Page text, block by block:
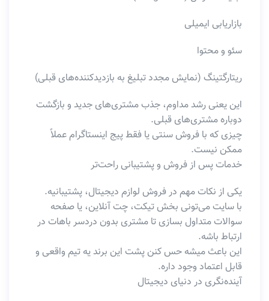
بازاریابی ایمیلی
سئو و محتوا
ریتارگتینگ (نمایش مجدد تبلیغ به بازدیدکننده‌های قبلی)
این یعنی رشد مداوم، جذب مشتری‌های جدید و بازگشت
دوباره مشتری‌های قبلی.
چیزی که با فروش سنتی یا فقط پیج اینستاگرام عملاً
ممکن نیست.
خدمات پس از فروش و پشتیبانی راحت‌تر
یکی از نکات مهم در فروش لوازم دیجیتال، پشتیبانیه.
با سایت می‌تونی بخش تیکت، چت آنلاین، یا صفحه
سوالات متداول بسازی تا مشتری بدون دردسر باهات در
ارتباط باشه.
این باعث میشه حس کنن پشت این برند یه تیم واقعی و
قابل اعتماد وجود داره.
آینده‌نگری در دنیای دیجیتال